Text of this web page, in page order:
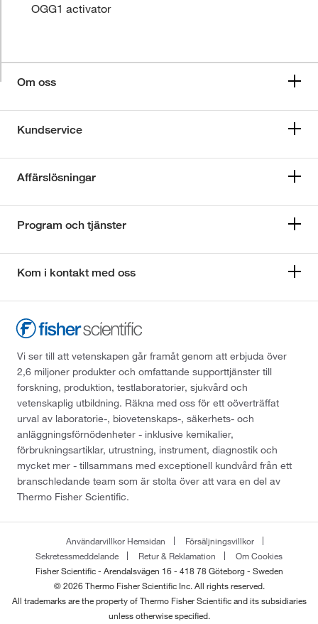
OGG1 activator
Om oss
Kundservice
Affärslösningar
Program och tjänster
Kom i kontakt med oss
Vi ser till att vetenskapen går framåt genom att erbjuda över
2,6 miljoner produkter och omfattande supporttjänster till
forskning, produktion, testlaboratorier, sjukvård och
vetenskaplig utbildning. Räkna med oss för ett oöverträffat
urval av laboratorie-, biovetenskaps-, säkerhets- och
anläggningsförnödenheter - inklusive kemikalier,
förbrukningsartiklar, utrustning, instrument, diagnostik och
mycket mer - tillsammans med exceptionell kundvård från ett
branschledande team som är stolta över att vara en del av
Thermo Fisher Scientific.
Användarvillkor Hemsidan
Försäljningsvillkor
Sekretessmeddelande
Retur & Reklamation
Om Cookies
Fisher Scientific - Arendalsvägen 16 - 418 78 Göteborg - Sweden
© 2026 Thermo Fisher Scientific Inc. All rights reserved.
All trademarks are the property of Thermo Fisher Scientific and its subsidiaries
unless otherwise specified.